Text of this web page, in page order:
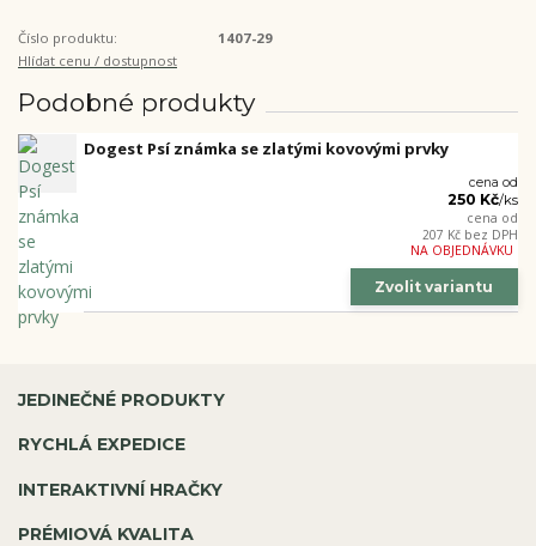
Číslo produktu:
1407-29
Hlídat cenu / dostupnost
Podobné produkty
Dogest Psí známka se zlatými kovovými prvky
cena od
250 Kč/ks
cena od
207 Kč bez DPH
NA OBJEDNÁVKU
Zvolit variantu
JEDINEČNÉ PRODUKTY
RYCHLÁ EXPEDICE
INTERAKTIVNÍ HRAČKY
PRÉMIOVÁ KVALITA